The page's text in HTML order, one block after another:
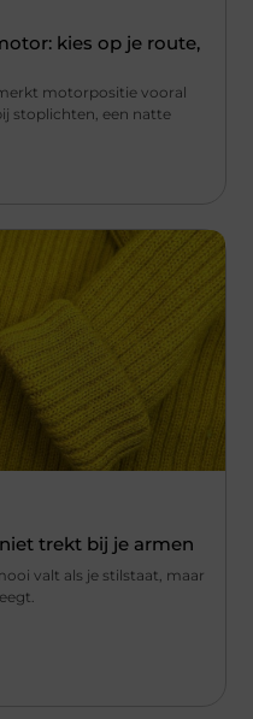
kies op je route,
motorpositie vooral
stoplichten, een natte
trekt bij je armen
valt als je stilstaat, maar